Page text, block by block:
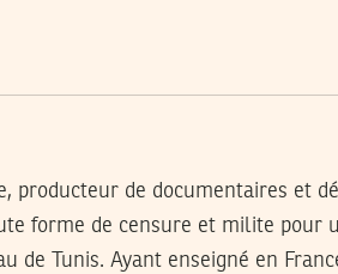
producteur de documentaires et
forme de censure et milite pour
de Tunis. Ayant enseigné en